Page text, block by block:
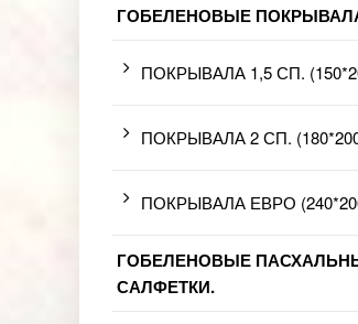
ГОБЕЛЕНОВЫЕ
ПОКРЫВАЛА 1,5 СП.
ПОКРЫВАЛА 2 СП.
ПОКРЫВАЛА ЕВРО
ГОБЕЛЕНОВЫЕ
САЛФЕТКИ.